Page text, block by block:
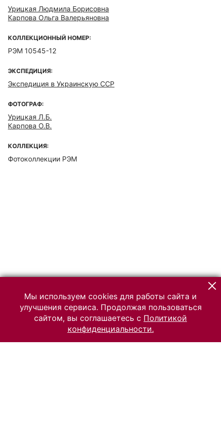
Урицкая Людмила Борисовна
Карпова Ольга Валерьяновна
КОЛЛЕКЦИОННЫЙ НОМЕР:
РЭМ 10545-12
ЭКСПЕДИЦИЯ:
Экспедиция в Украинскую ССР
ФОТОГРАФ:
Урицкая Л.Б.
Карпова О.В.
КОЛЛЕКЦИЯ:
Фотоколлекции РЭМ
Мы используем cookies для работы сайта и
улучшения сервиса. Продолжая пользоваться
сайтом, вы соглашаетесь с Политикой
конфиденциальности.